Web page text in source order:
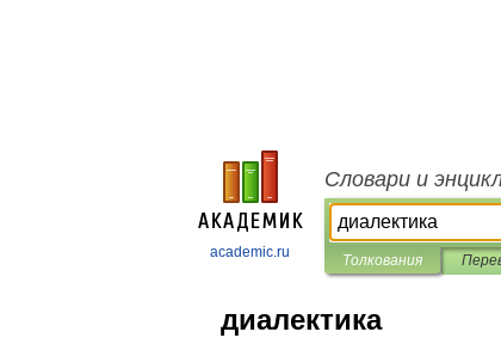
academic.ru
Словари и
Толкования
диалектика